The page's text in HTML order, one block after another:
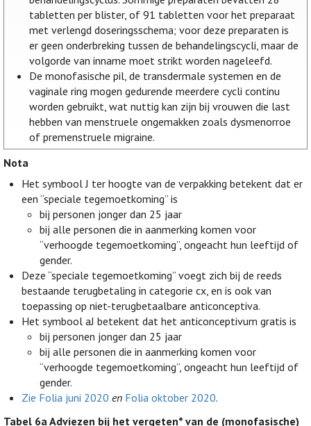
tabletten per blister, of 91 tabletten voor het preparaat
met verlengd doseringsschema; voor deze preparaten is
er geen onderbreking tussen de behandelingscycli, maar de
volgorde van inname moet strikt worden nageleefd.
De monofasische pil, de transdermale systemen en de
vaginale ring mogen gedurende meerdere cycli continu
worden gebruikt, wat nuttig kan zijn bij vrouwen die last
hebben van menstruele ongemakken zoals dysmenorroe
of premenstruele migraine.
Nota
Het symbool J ter hoogte van de verpakking betekent dat er
een “speciale tegemoetkoming” is
bij personen jonger dan 25 jaar
bij alle personen die in aanmerking komen voor
“verhoogde tegemoetkoming”, ongeacht hun leeftijd of
gender.
Deze “speciale tegemoetkoming” voegt zich bij de reeds
bestaande terugbetaling in categorie cx, en is ook van
toepassing op niet-terugbetaalbare anticonceptiva.
Het symbool aJ betekent dat het anticonceptivum gratis is
bij personen jonger dan 25 jaar
bij alle personen die in aanmerking komen voor
“verhoogde tegemoetkoming”, ongeacht hun leeftijd of
gender.
Zie Folia juni 2020 en Folia oktober 2020.
Tabel 6aAdviezen bij het vergeten* van de (monofasische)